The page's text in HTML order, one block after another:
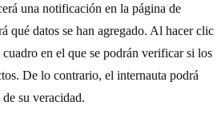
una notificación en la página de
qué datos se han agregado. Al hacer clic
cuadro en el que se podrán verificar si los
De lo contrario, el internauta podrá
su veracidad.